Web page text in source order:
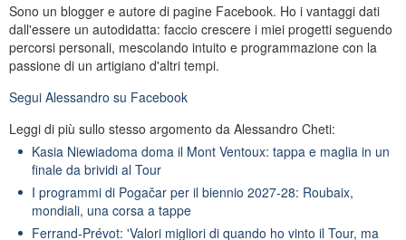
Sono un blogger e autore di pagine Facebook. Ho i vantaggi dati
dall'essere un autodidatta: faccio crescere i miei progetti seguendo
percorsi personali, mescolando intuito e programmazione con la
passione di un artigiano d'altri tempi.
Segui Alessandro su Facebook
Leggi di più sullo stesso argomento da Alessandro Cheti:
Kasia Niewiadoma doma il Mont Ventoux: tappa e maglia in un
finale da brividi al Tour
I programmi di Pogačar per il biennio 2027-28: Roubaix,
mondiali, una corsa a tappe
Ferrand-Prévot: 'Valori migliori di quando ho vinto il Tour, ma